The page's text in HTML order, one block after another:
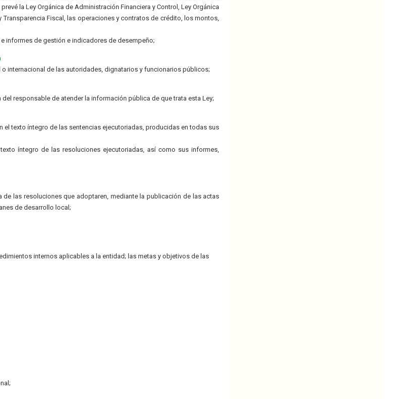
la Ley Orgánica de Administración Financiera y Control, Ley Orgánica
Fiscal, las operaciones y contratos de crédito, los montos,
informes de gestión e indicadores de desempeño;
internacional de las autoridades, dignatarios y funcionarios públicos;
responsable de atender la información pública de que trata esta Ley;
el texto íntegro de las sentencias ejecutoriadas, producidas en todas sus
íntegro de las resoluciones ejecutoriadas, así como sus informes,
las resoluciones que adoptaren, mediante la publicación de las actas
de desarrollo local;
internos aplicables a la entidad; las metas y objetivos de las